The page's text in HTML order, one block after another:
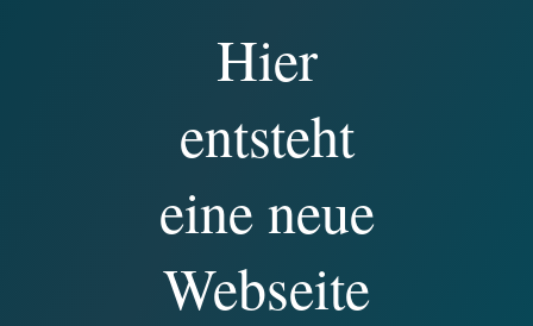
Hier
entsteht
eine neue
Webseite